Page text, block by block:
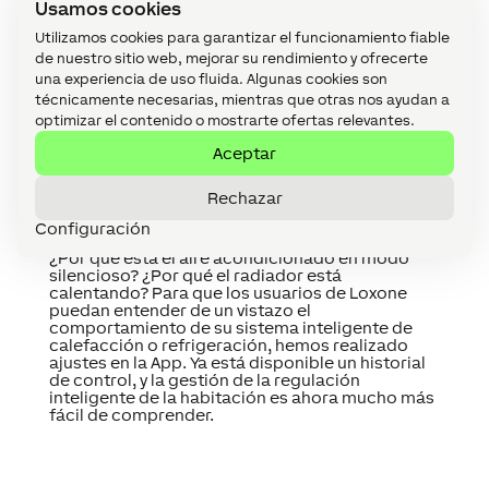
Usamos cookies
Utilizamos cookies para garantizar el funcionamiento fiable
de nuestro sitio web, mejorar su rendimiento y ofrecerte
una experiencia de uso fluida. Algunas cookies son
técnicamente necesarias, mientras que otras nos ayudan a
optimizar el contenido o mostrarte ofertas relevantes.
Aceptar
Rechazar
Configuración
Historial de control
calefacción y
refrigeración
¿Por qué está el aire acondicionado en modo
silencioso? ¿Por qué el radiador está
calentando? Para que los usuarios de Loxone
puedan entender de un vistazo el
comportamiento de su sistema inteligente de
calefacción o refrigeración, hemos realizado
ajustes en la App. Ya está disponible un historial
de control, y la gestión de la regulación
inteligente de la habitación es ahora mucho más
fácil de comprender.